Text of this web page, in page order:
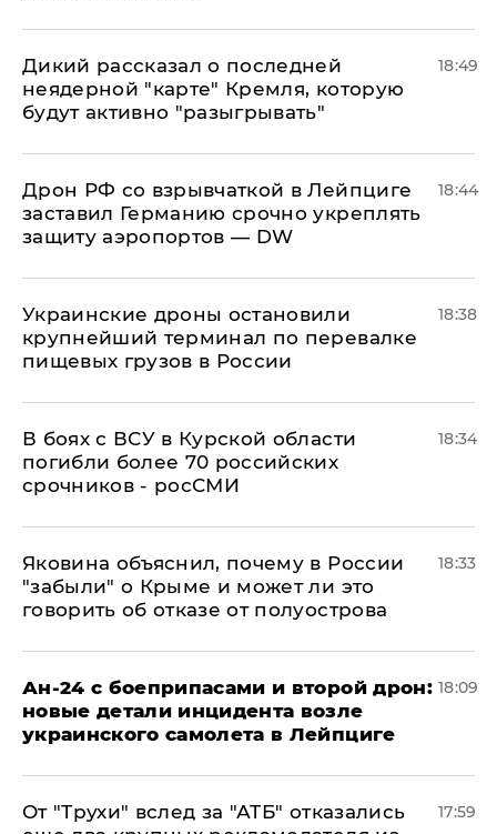
Дикий рассказал о последней
неядерной "карте" Кремля, которую
будут активно "разыгрывать"
18:49
​Дрон РФ со взрывчаткой в Лейпциге
заставил Германию срочно укреплять
защиту аэропортов — DW
18:44
Украинские дроны остановили
крупнейший терминал по перевалке
пищевых грузов в России
18:38
В боях с ВСУ в Курской области
погибли более 70 российских
срочников - росСМИ
18:34
Яковина объяснил, почему в России
"забыли" о Крыме и может ли это
говорить об отказе от полуострова
18:33
Ан-24 с боеприпасами и второй дрон:
новые детали инцидента возле
украинского самолета в Лейпциге
18:09
От "Трухи" вслед за "АТБ" отказались
17:59